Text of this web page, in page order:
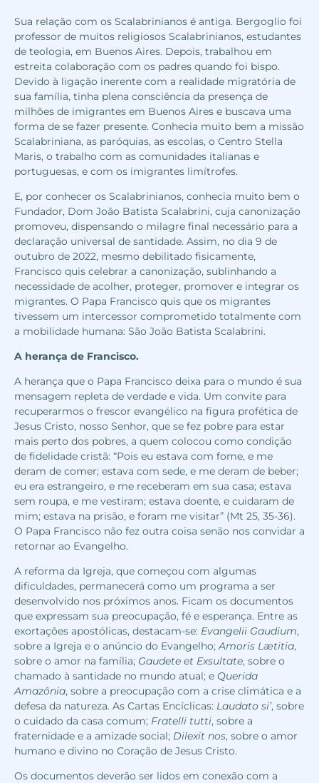
Sua relação com os Scalabrinianos é antiga. Bergoglio foi
professor de muitos religiosos Scalabrinianos, estudantes
de teologia, em Buenos Aires. Depois, trabalhou em
estreita colaboração com os padres quando foi bispo.
Devido à ligação inerente com a realidade migratória de
sua família, tinha plena consciência da presença de
milhões de imigrantes em Buenos Aires e buscava uma
forma de se fazer presente. Conhecia muito bem a missão
Scalabriniana, as paróquias, as escolas, o Centro Stella
Maris, o trabalho com as comunidades italianas e
portuguesas, e com os imigrantes limítrofes.
E, por conhecer os Scalabrinianos, conhecia muito bem o
Fundador, Dom João Batista Scalabrini, cuja canonização
promoveu, dispensando o milagre final necessário para a
declaração universal de santidade. Assim, no dia 9 de
outubro de 2022, mesmo debilitado fisicamente,
Francisco quis celebrar a canonização, sublinhando a
necessidade de acolher, proteger, promover e integrar os
migrantes. O Papa Francisco quis que os migrantes
tivessem um intercessor comprometido totalmente com
a mobilidade humana: São João Batista Scalabrini.
A herança de Francisco.
A herança que o Papa Francisco deixa para o mundo é sua
mensagem repleta de verdade e vida. Um convite para
recuperarmos o frescor evangélico na figura profética de
Jesus Cristo, nosso Senhor, que se fez pobre para estar
mais perto dos pobres, a quem colocou como condição
de fidelidade cristã: “Pois eu estava com fome, e me
deram de comer; estava com sede, e me deram de beber;
eu era estrangeiro, e me receberam em sua casa; estava
sem roupa, e me vestiram; estava doente, e cuidaram de
mim; estava na prisão, e foram me visitar” (Mt 25, 35-36).
O Papa Francisco não fez outra coisa senão nos convidar a
retornar ao Evangelho.
A reforma da Igreja, que começou com algumas
dificuldades, permanecerá como um programa a ser
desenvolvido nos próximos anos. Ficam os documentos
que expressam sua preocupação, fé e esperança. Entre as
exortações apostólicas, destacam-se: Evangelii Gaudium,
sobre a Igreja e o anúncio do Evangelho; Amoris Lætitia,
sobre o amor na família; Gaudete et Exsultate, sobre o
chamado à santidade no mundo atual; e Querida
Amazônia, sobre a preocupação com a crise climática e a
defesa da natureza. As Cartas Encíclicas: Laudato si’, sobre
o cuidado da casa comum; Fratelli tutti, sobre a
fraternidade e a amizade social; Dilexit nos, sobre o amor
humano e divino no Coração de Jesus Cristo.
Os documentos deverão ser lidos em conexão com a